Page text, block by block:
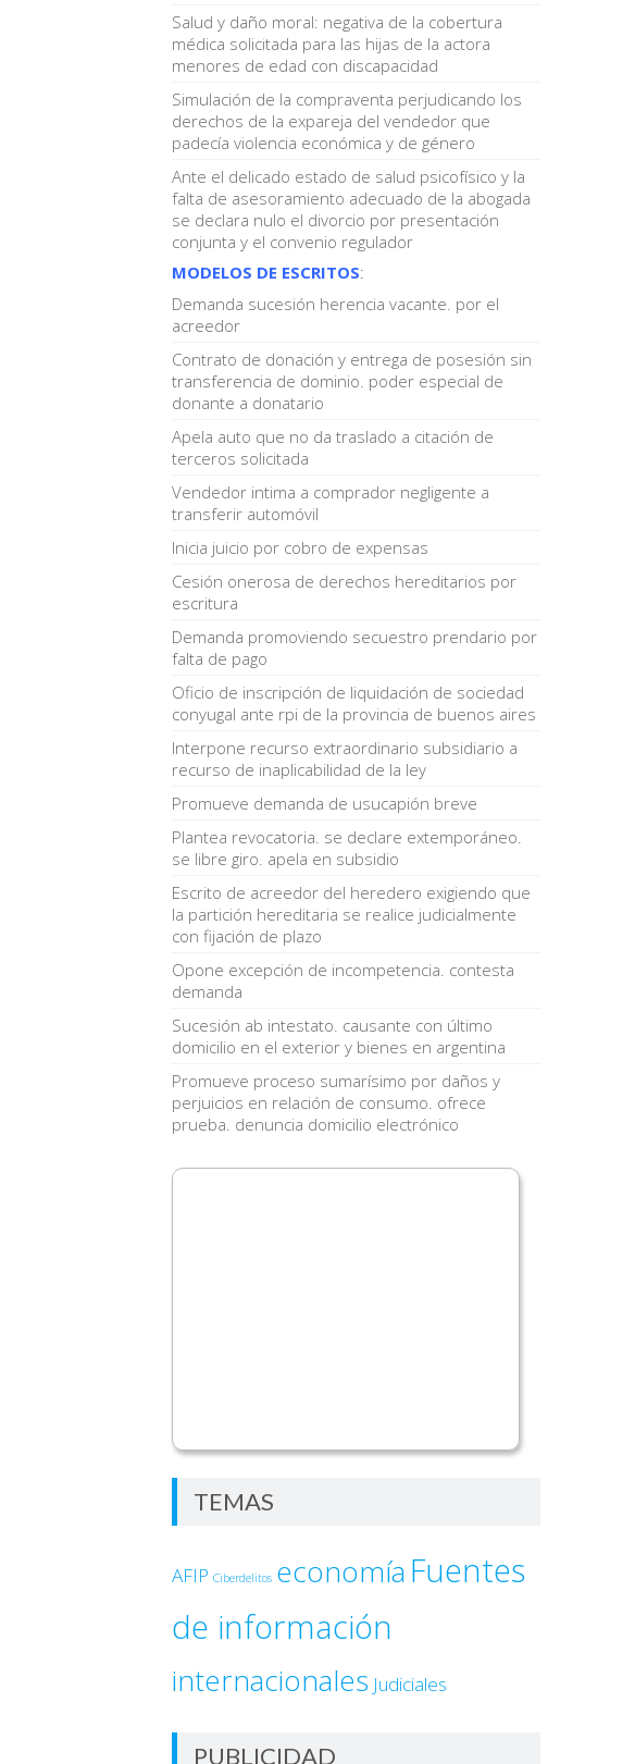
Salud y daño moral: negativa de la cobertura
médica solicitada para las hijas de la actora
menores de edad con discapacidad
Simulación de la compraventa perjudicando los
derechos de la expareja del vendedor que
padecía violencia económica y de género
Ante el delicado estado de salud psicofísico y la
falta de asesoramiento adecuado de la abogada
se declara nulo el divorcio por presentación
conjunta y el convenio regulador
MODELOS DE ESCRITOS:
Demanda sucesión herencia vacante. por el
acreedor
Contrato de donación y entrega de posesión sin
transferencia de dominio. poder especial de
donante a donatario
Apela auto que no da traslado a citación de
terceros solicitada
Vendedor intima a comprador negligente a
transferir automóvil
Inicia juicio por cobro de expensas
Cesión onerosa de derechos hereditarios por
escritura
Demanda promoviendo secuestro prendario por
falta de pago
Oficio de inscripción de liquidación de sociedad
conyugal ante rpi de la provincia de buenos aires
Interpone recurso extraordinario subsidiario a
recurso de inaplicabilidad de la ley
Promueve demanda de usucapión breve
Plantea revocatoria. se declare extemporáneo.
se libre giro. apela en subsidio
Escrito de acreedor del heredero exigiendo que
la partición hereditaria se realice judicialmente
con fijación de plazo
Opone excepción de incompetencia. contesta
demanda
Sucesión ab intestato. causante con último
domicilio en el exterior y bienes en argentina
Promueve proceso sumarísimo por daños y
perjuicios en relación de consumo. ofrece
prueba. denuncia domicilio electrónico
TEMAS
AFIP Ciberdelitos economía Fuentes
de información
internacionales Judiciales
PUBLICIDAD